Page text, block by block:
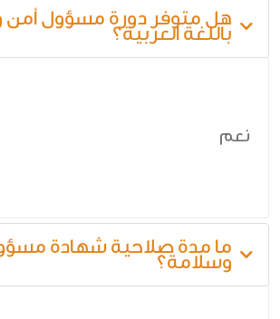
هل متوفر دورة مسؤول أمن
باللغة العربية؟
نعم
ما مدة صلاحية شهادة
وسلامة؟